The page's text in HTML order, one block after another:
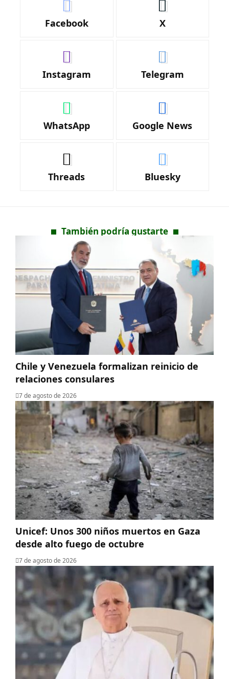
Facebook X
Instagram Telegram
WhatsApp Google News
Threads Bluesky
También podría gustarte
Chile y Venezuela formalizan reinicio de
relaciones consulares
7 de agosto de 2026
Unicef: Unos 300 niños muertos en Gaza
desde alto fuego de octubre
7 de agosto de 2026